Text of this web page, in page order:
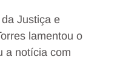
Justiça e
lamentou o
a notícia com